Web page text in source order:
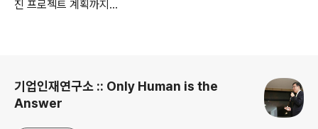
진 프로젝트 계획까지...
기업인재연구소 :: Only Human is the
Answer